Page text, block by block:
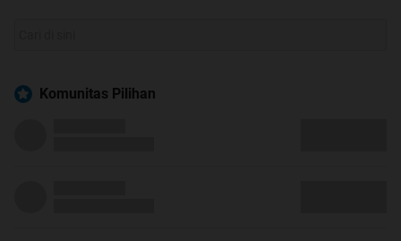
Komunitas Pilihan